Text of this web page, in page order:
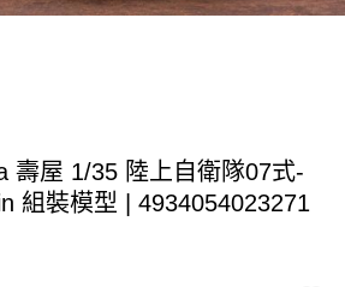
壽屋 1/35 陸上自衛隊07式-
組裝模型 | 4934054023271